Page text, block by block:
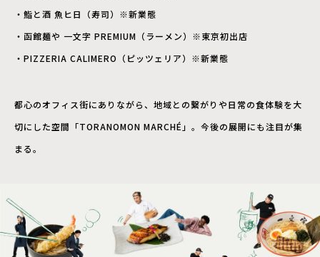
・鮨と酒 魚ヒ日（寿司）※新業態
・函館麺や 一文字 PREMIUM（ラーメン）※東京初出店
・PIZZERIA CALIMERO（ピッツェリア）※新業態
都心のオフィス街にありながら、地域との繋がりや日常の食体験を大
切にした空間「TORANOMON MARCHÉ」。今後の展開にも注目が集
まる。